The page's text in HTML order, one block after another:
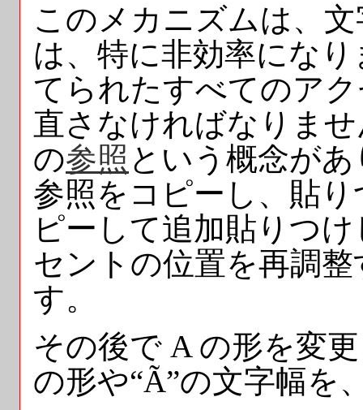
このメカニズムは、
は、特に非効率にな
てられたすべてのア
直さなければなりま
の参照 という概念が
参照をコピーし、貼
ピーして追加貼りつ
セントの位置を再調
す。
その後で A の形を変
の形や“Ã”の文字幅を